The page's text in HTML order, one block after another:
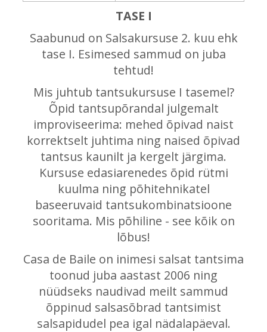
TASE I
Saabunud on Salsakursuse 2. kuu ehk
tase I. Esimesed sammud on juba
tehtud!
Mis juhtub tantsukursuse I tasemel?
Õpid tantsupõrandal julgemalt
improviseerima: mehed õpivad naist
korrektselt juhtima ning naised õpivad
tantsus kaunilt ja kergelt järgima.
Kursuse edasiarenedes õpid rütmi
kuulma ning põhitehnikatel
baseeruvaid tantsukombinatsioone
sooritama. Mis põhiline - see kõik on
lõbus!
Casa de Baile on inimesi salsat tantsima
toonud juba aastast 2006 ning
nüüdseks naudivad meilt sammud
õppinud salsasõbrad tantsimist
salsapidudel pea igal nädalapäeval.